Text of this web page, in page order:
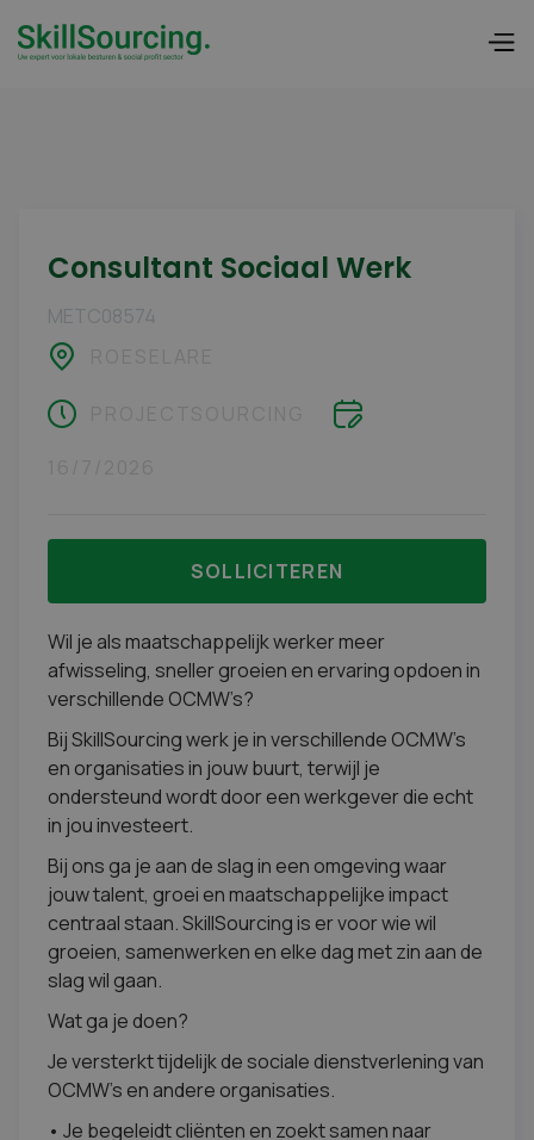
Consultant Sociaal Werk
METC08574
SOLLICITEREN
Wil je als maatschappelijk werker meer
afwisseling, sneller groeien en ervaring opdoen in
verschillende OCMW’s?
Bij SkillSourcing werk je in verschillende OCMW’s
en organisaties in jouw buurt, terwijl je
ondersteund wordt door een werkgever die echt
in jou investeert.
Bij ons ga je aan de slag in een omgeving waar
jouw talent, groei en maatschappelijke impact
centraal staan. SkillSourcing is er voor wie wil
groeien, samenwerken en elke dag met zin aan de
slag wil gaan.
Wat ga je doen?
Je versterkt tijdelijk de sociale dienstverlening van
OCMW’s en andere organisaties.
• Je begeleidt cliënten en zoekt samen naar